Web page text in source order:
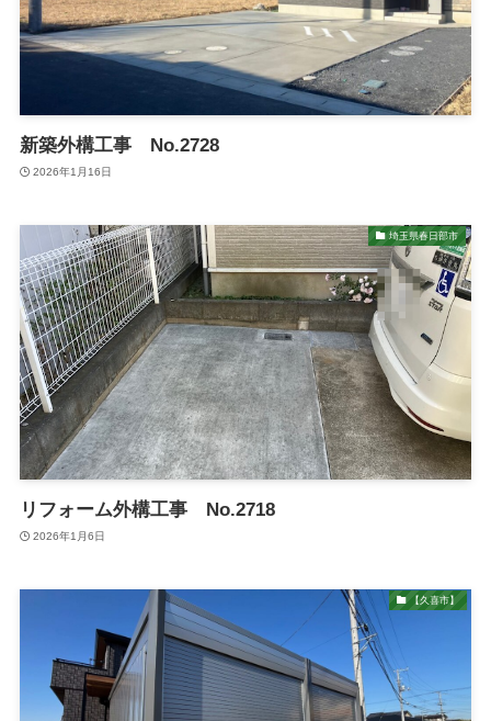
新築外構工事 No.2728
2026年1月16日
埼玉県春日部市
リフォーム外構工事 No.2718
2026年1月6日
【久喜市】